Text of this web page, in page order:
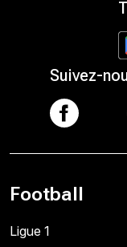
Suivez-
Football
Ligue 1